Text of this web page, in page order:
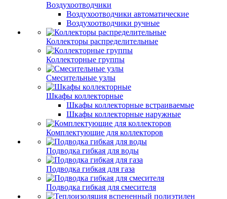
Воздухоотводчики
Воздухоотводчики автоматические
Воздухоотводчики ручные
Коллекторы распределительные
Коллекторные группы
Смесительные узлы
Шкафы коллекторные
Шкафы коллекторные встраиваемые
Шкафы коллекторные наружные
Комплектующие для коллекторов
Подводка гибкая для воды
Подводка гибкая для газа
Подводка гибкая для смесителя